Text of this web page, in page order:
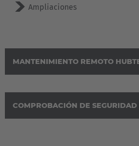
Deutsch
Español
France
Ampliaciones
MANTENIMIENTO REMOTO
COMPROBACIÓN DE SEGURIDAD